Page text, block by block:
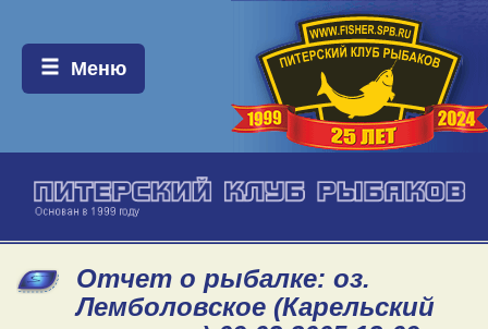
Меню:
Меню
Отчет о рыбалке: оз.
Лемболовское (Карельский